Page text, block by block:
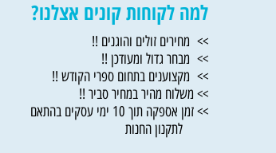
למה לקוחות קונים אצלנו?
>> מחירים זולים והוגנים !!
>> מבחר גדול ומעודכן !!
>> מקצוענים בתחום ספרי הקודש !!
>> משלוח מהיר במחיר סביר !!
>> זמן אספקה תוך 10 ימי עסקים בהתאם
לתקנון החנות